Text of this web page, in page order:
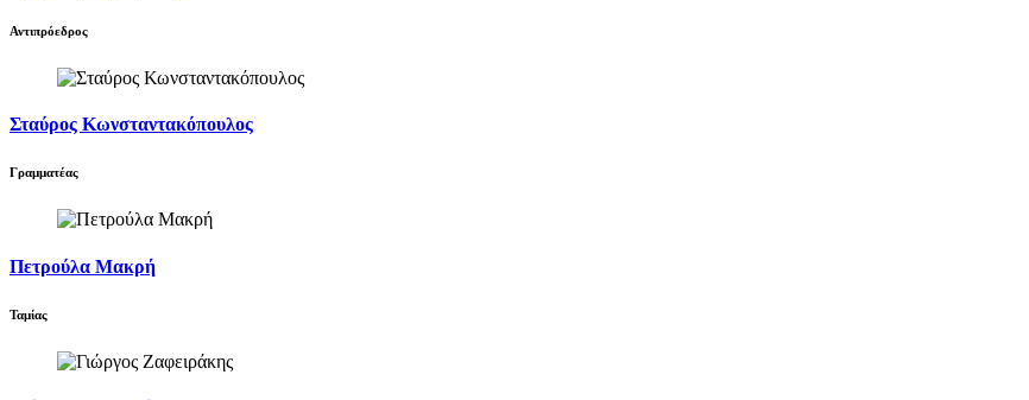
Αντιπρόεδρος
Σταύρος Κωνσταντακόπουλος
Γραμματέας
Πετρούλα Μακρή
Ταμίας